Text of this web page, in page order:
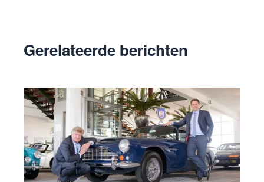
Gerelateerde berichten